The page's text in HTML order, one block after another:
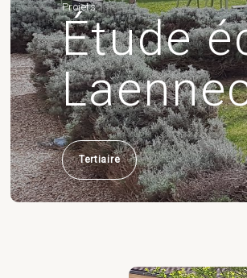
Projets
Étude
Tertiaire